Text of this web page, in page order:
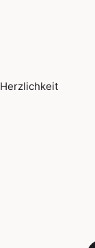
Herzlichkeit